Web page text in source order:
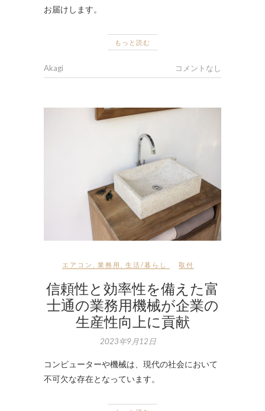
お届けします。
もっと読む
Akagi コメントなし
エアコン 業務用 生活/暮らし 取付
信頼性と効率性を備えた富
士通の業務用機械が企業の
生産性向上に貢献
2023年9月12日
コンピューターや機械は、現代の社会において
不可欠な存在となっています。